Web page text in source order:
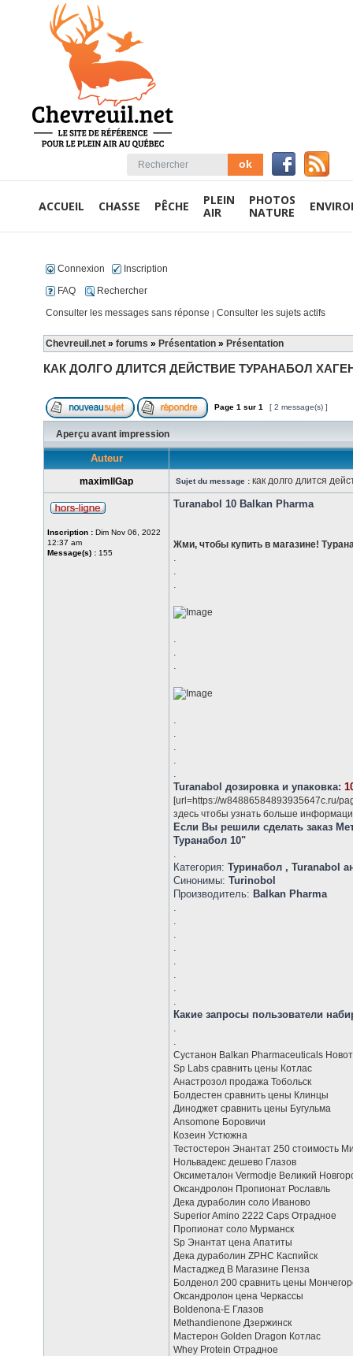
ACCUEIL CHASSE PÊCHE
PLEIN
AIR
PHOTOS
NATURE
Connexion
Inscription
FAQ
Rechercher
Consulter les messages sans réponse | Consulter les sujets actifs
Chevreuil.net » forums » Présentation » Présentation
КАК ДОЛГО ДЛИТСЯ ДЕЙСТВИЕ ТУРАНАБОЛ
Page 1 sur 1 [ 2 message(s) ]
Aperçu avant impression
Auteur
maximllGap Sujet du message : как долго длится
Inscription : Dim Nov 06, 2022
12:37 am
Message(s) : 155
Turanabol 10 Balkan Pharma
Жми, чтобы купить в магазине!
.
.
.
Turanabol дозировка и упаковка:
[url=https://w84886584893935647c.ru/
здесь чтобы узнать больше
Если Вы решили сделать заказ
Туранабол 10"
Категория: Туринабол , Turanabol
Синонимы: Turinobol
Производитель: Balkan Pharma
Какие запросы пользователи
Сустанон Balkan Pharmaceuticals
Sp Labs сравнить цены Котлас
Анастрозол продажа Тобольск
Болдестен сравнить цены Клинцы
Диноджет сравнить цены Бугульма
Ansomone Боровичи
Козеин Устюжна
Тестостерон Энантат 250 стоимость
Нольвадекс дешево Глазов
Оксиметалон Vermodje Великий
Оксандролон Пропионат Рославль
Дека дураболин соло Иваново
Superior Amino 2222 Caps Отрадное
Пропионат соло Мурманск
Sp Энантат цена Апатиты
Дека дураболин ZPHC Каспийск
Мастаджед В Магазине Пенза
Болденол 200 сравнить цены
Оксандролон цена Черкассы
Boldenona-E Глазов
Methandienone Дзержинск
Мастерон Golden Dragon Котлас
Whey Protein Отрадное